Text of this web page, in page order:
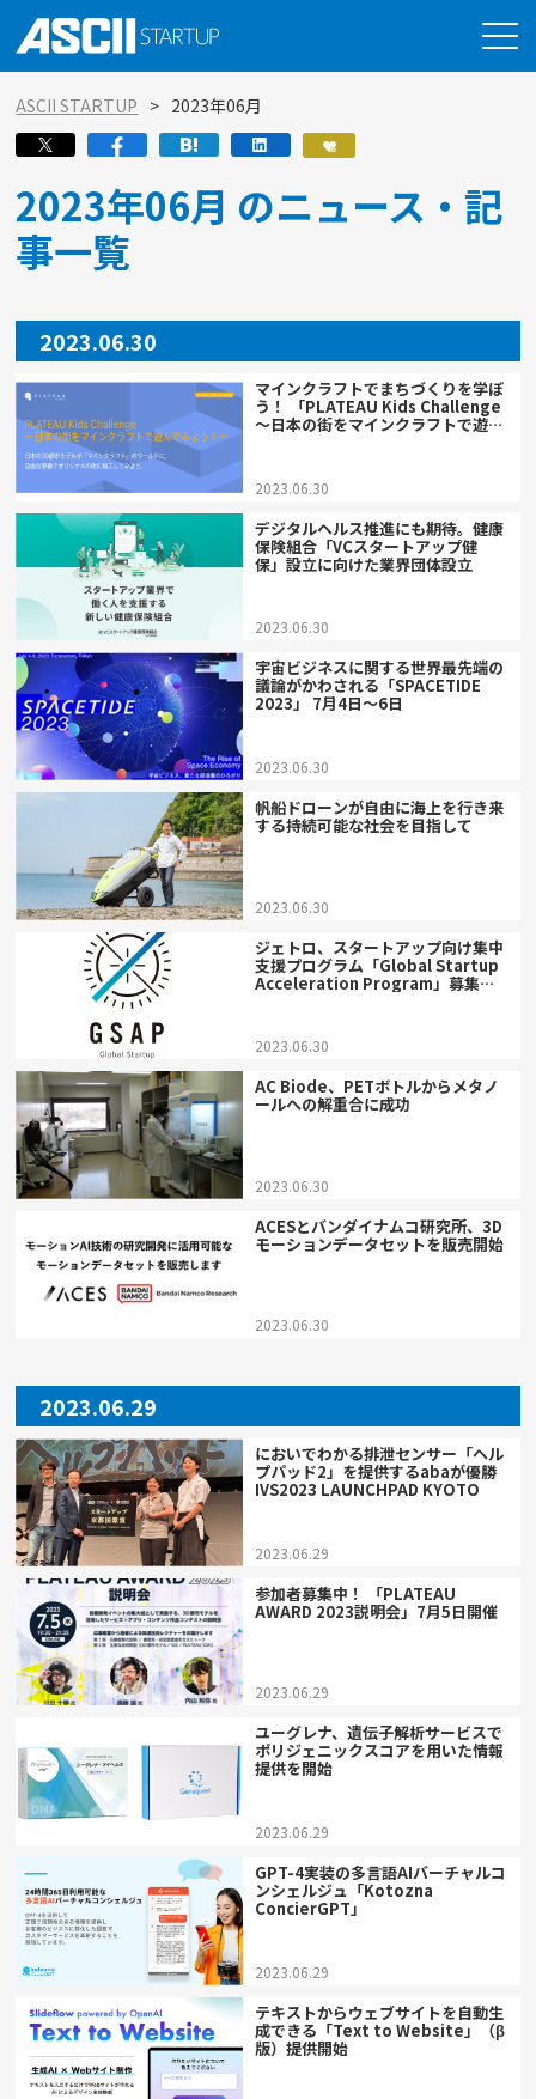
ASCII STARTUP 2023年06月
2023年06月 のニュース・記
事一覧
2023.06.30
マインクラフトでまちづくりを学ぼ
う！ 「PLATEAU Kids Challenge
～日本の街をマインクラフトで遊ん
2023.06.30
デジタルヘルス推進にも期待。健康
保険組合「VCスタートアップ健
保」設立に向けた業界団体設立
2023.06.30
宇宙ビジネスに関する世界最先端の
議論がかわされる「SPACETIDE
2023」 7月4日～6日
2023.06.30
帆船ドローンが自由に海上を行き来
する持続可能な社会を目指して
2023.06.30
ジェトロ、スタートアップ向け集中
支援プログラム「Global Startup
Acceleration Program」募集開
2023.06.30
AC Biode、PETボトルからメタノ
ールへの解重合に成功
2023.06.30
ACESとバンダイナムコ研究所、3D
モーションデータセットを販売開始
2023.06.30
2023.06.29
においでわかる排泄センサー「ヘル
プパッド2」を提供するabaが優勝
IVS2023 LAUNCHPAD KYOTO
2023.06.29
参加者募集中！ 「PLATEAU
AWARD 2023説明会」7月5日開催
2023.06.29
ユーグレナ、遺伝子解析サービスで
ポリジェニックスコアを用いた情報
提供を開始
2023.06.29
GPT-4実装の多言語AIバーチャルコ
ンシェルジュ「Kotozna
ConcierGPT」
2023.06.29
テキストからウェブサイトを自動生
成できる「Text to Website」（β
版）提供開始